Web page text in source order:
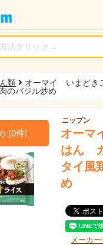
類
オーマイ いまどき
のバジル炒め
(0件)
ニップン
オーマ
はん
タイ風
め
メーカ